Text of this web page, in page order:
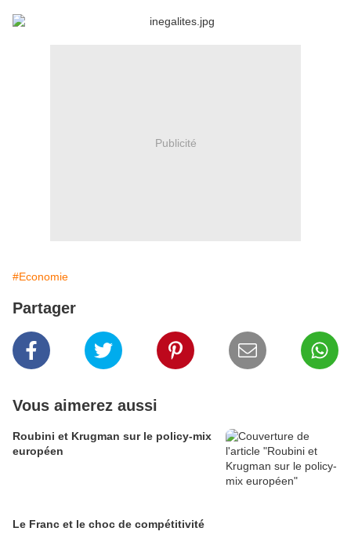
Publicité
#Economie
Partager
Vous aimerez aussi
Roubini et Krugman sur le policy-mix
européen
Le Franc et le choc de compétitivité